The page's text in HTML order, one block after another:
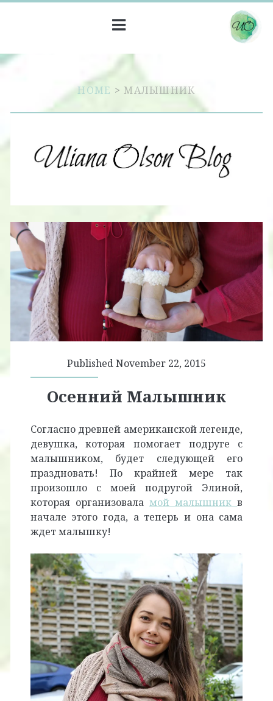
HOME >МАЛЫШНИК
Published November 22, 2015
Осенний Малышник
Согласно древней американской легенде,
девушка, которая помогает подруге с
малышником, будет следующей его
праздновать! По крайней мере так
произошло с моей подругой Элиной,
которая организовала мой малышникв
начале этого года, а теперь и она сама
ждет малышку!